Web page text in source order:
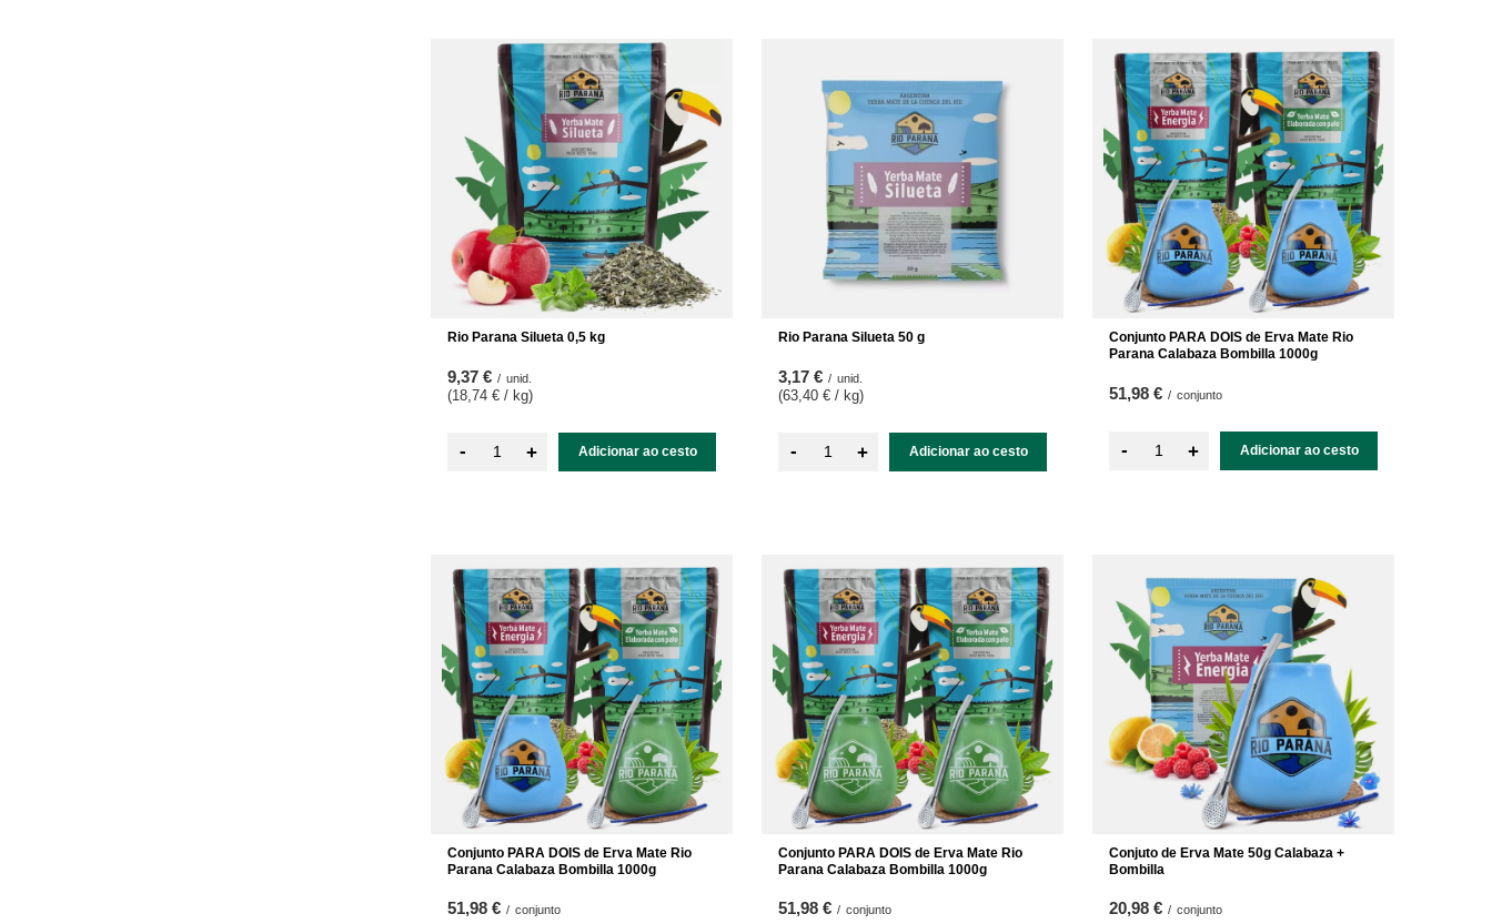
Rio Parana Silueta 0,5 kg
9,37 € / unid.
(18,74 € / kg)
- + Adicionar ao cesto
Rio Parana Silueta 50 g
3,17 € / unid.
(63,40 € / kg)
- + Adicionar ao cesto
Conjunto PARA DOIS de Erva Mate Rio
Parana Calabaza Bombilla 1000g
51,98 € / conjunto
- + Adicionar ao cesto
Conjunto PARA DOIS de Erva Mate Rio
Parana Calabaza Bombilla 1000g
51,98 € / conjunto
Conjunto PARA DOIS de Erva Mate Rio
Parana Calabaza Bombilla 1000g
51,98 € / conjunto
Conjuto de Erva Mate 50g Calabaza +
Bombilla
20,98 € / conjunto